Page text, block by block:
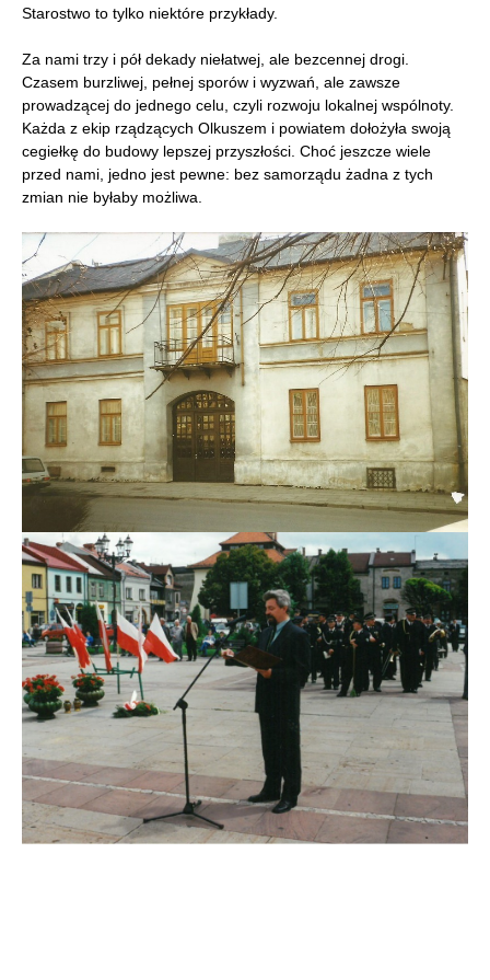
Starostwo to tylko niektóre przykłady.
Za nami trzy i pół dekady niełatwej, ale bezcennej drogi.
Czasem burzliwej, pełnej sporów i wyzwań, ale zawsze
prowadzącej do jednego celu, czyli rozwoju lokalnej wspólnoty.
Każda z ekip rządzących Olkuszem i powiatem dołożyła swoją
cegiełkę do budowy lepszej przyszłości. Choć jeszcze wiele
przed nami, jedno jest pewne: bez samorządu żadna z tych
zmian nie byłaby możliwa.